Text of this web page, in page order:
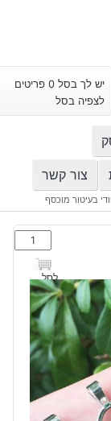
יש לך בסל 0 פריטים
לצפיה בסל
צור קשר
בעיטור מוכסף
כמות
של
תליון
מלכית
דו
חודי
בעיטור
מוכסף
לסל